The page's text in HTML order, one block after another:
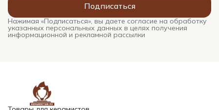
Подписаться
Нажимая «Подписаться», вы даете согласие на обработку
указанных персональных данных в целях получения
информационной и рекламной рассылки